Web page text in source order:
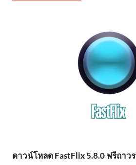
ดาวน์โหลด FastFlix 5.8.0 ฟรีถาวร